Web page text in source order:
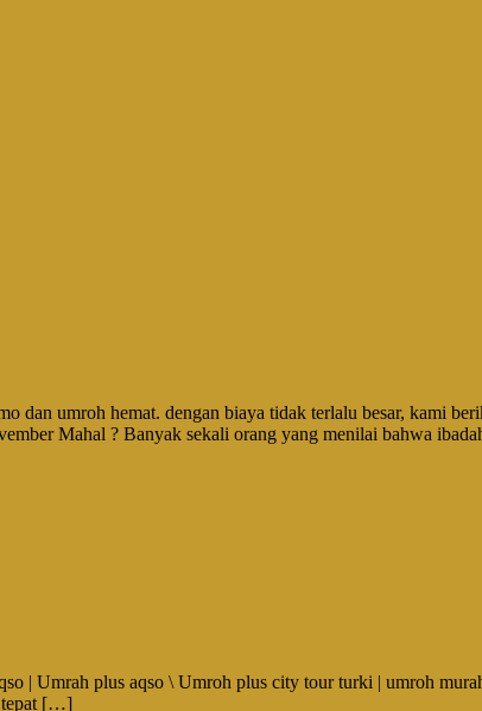
umroh hemat. dengan biaya tidak terlalu besar, kami
Mahal ? Banyak sekali orang yang menilai bahwa
| Umrah plus aqso \ Umroh plus city tour turki | umroh
tepat […]